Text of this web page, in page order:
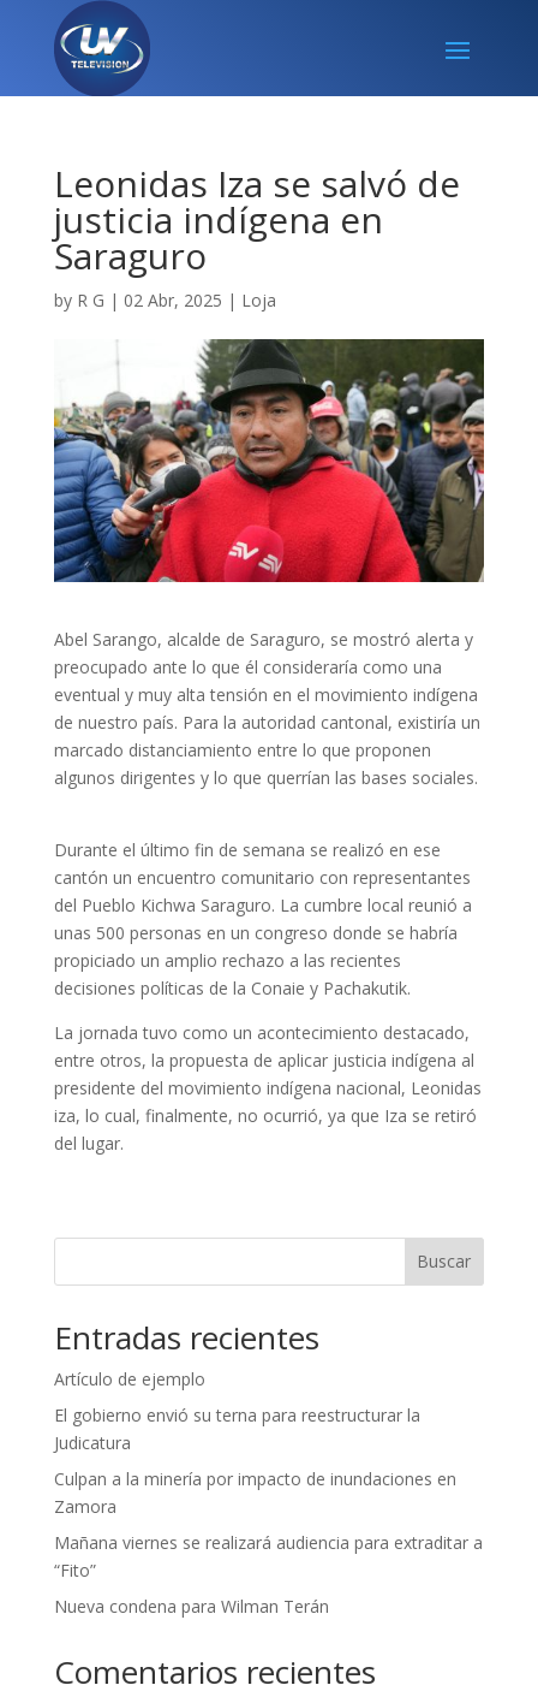
Leonidas Iza se salvó de
justicia indígena en
Saraguro
by R G | 02 Abr, 2025 | Loja
Abel Sarango, alcalde de Saraguro, se mostró alerta y
preocupado ante lo que él consideraría como una
eventual y muy alta tensión en el movimiento indígena
de nuestro país. Para la autoridad cantonal, existiría un
marcado distanciamiento entre lo que proponen
algunos dirigentes y lo que querrían las bases sociales.
Durante el último fin de semana se realizó en ese
cantón un encuentro comunitario con representantes
del Pueblo Kichwa Saraguro. La cumbre local reunió a
unas 500 personas en un congreso donde se habría
propiciado un amplio rechazo a las recientes
decisiones políticas de la Conaie y Pachakutik.
La jornada tuvo como un acontecimiento destacado,
entre otros, la propuesta de aplicar justicia indígena al
presidente del movimiento indígena nacional, Leonidas
iza, lo cual, finalmente, no ocurrió, ya que Iza se retiró
del lugar.
Buscar
Entradas recientes
Artículo de ejemplo
El gobierno envió su terna para reestructurar la
Judicatura
Culpan a la minería por impacto de inundaciones en
Zamora
Mañana viernes se realizará audiencia para extraditar a
“Fito”
Nueva condena para Wilman Terán
Comentarios recientes